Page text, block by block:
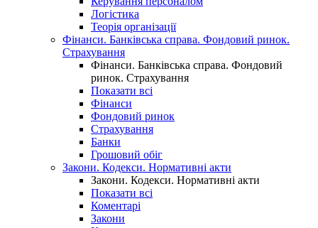
Логістика
Теорія організації
Фінанси. Банківська справа. Фондовий ринок.
Страхування
Фінанси. Банківська справа. Фондовий
ринок. Страхування
Показати всі
Фінанси
Фондовий ринок
Страхування
Банки
Грошовий обіг
Закони. Кодекси. Нормативні акти
Закони. Кодекси. Нормативні акти
Показати всі
Коментарі
Закони